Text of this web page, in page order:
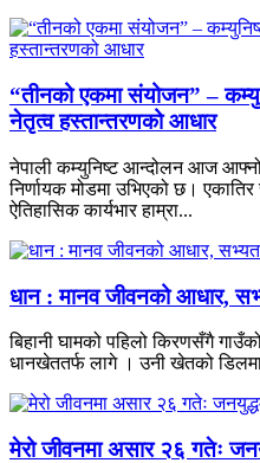
“तीनको एकमा संयोजन” –
नेतृत्व हस्तान्तरणको आधार
नेपाली कम्युनिष्ट आन्दोलन आज
निर्णायक मोडमा उभिएको छ। एकातिर
ऐतिहासिक कार्यभार हाम्रा...
धान : मानव जीवनको आधार,
बिहानी घामको पहिलो किरणसँगै
धानखेततर्फ लागे । उनी खेतको
मेरो जीवनमा असार २६ गतेः